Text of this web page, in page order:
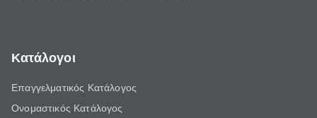
Κατάλογοι
Επαγγελματικός Κατάλογος
Ονομαστικός Κατάλογος